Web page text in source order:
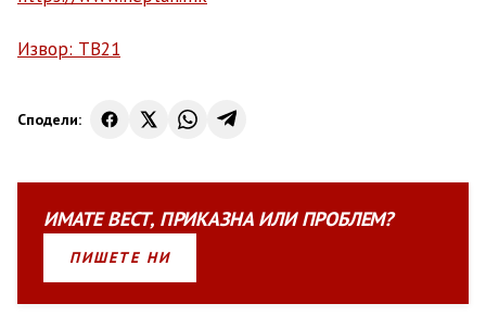
Извор: ТВ21
Сподели:
ИМАТЕВЕСТ, ПРИКАЗНАИЛИПРОБЛЕМ?
ПИШЕТЕ НИ